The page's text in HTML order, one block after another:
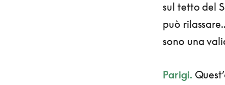
sul tetto del
può
sono una
Parigi.